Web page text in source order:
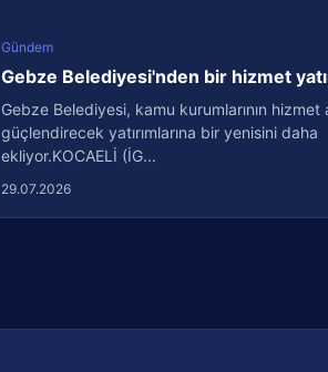
Gündem
Gebze Belediyesi'nden bir hizmet
Gebze Belediyesi, kamu kurumlarının hizmet
güçlendirecek yatırımlarına bir yenisini daha
ekliyor.KOCAELİ (İG...
29.07.2026